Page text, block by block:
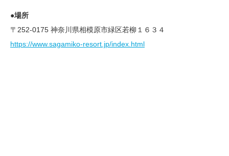
●場所
〒252-0175 神奈川県相模原市緑区若柳１６３４
https://www.sagamiko-resort.jp/index.html